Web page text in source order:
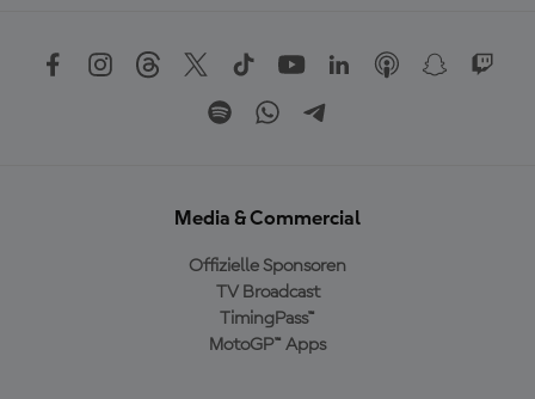
Media & Commercial
Offizielle Sponsoren
TV Broadcast
TimingPass™
MotoGP™ Apps